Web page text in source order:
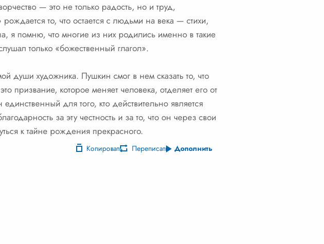
— это не только радость, но и труд,
то, что остается с людьми на века — стихи,
я помню, что многие из них родились именно в такие
только «божественный глагол».
души художника. Пушкин смог в нем сказать то, что
призвание, которое меняет человека, отделяет его от
для того, кто действительно является
за эту честность и за то, что он через свои
к тайне рождения прекрасного.
Копировать Переписать Дополнить